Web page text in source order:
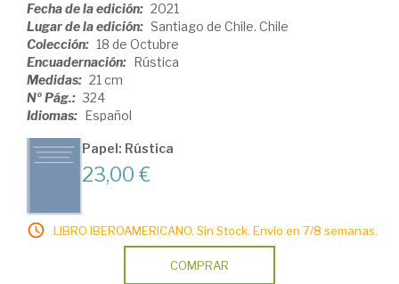
Fecha de la edición: 2021
Lugar de la edición: Santiago de Chile. Chile
Colección: 18 de Octubre
Encuadernación: Rústica
Medidas: 21 cm
Nº Pág.: 324
Idiomas: Español
Papel: Rústica
23,00 €
LIBRO IBEROAMERICANO. Sin Stock. Envío en 7/8 semanas.
COMPRAR